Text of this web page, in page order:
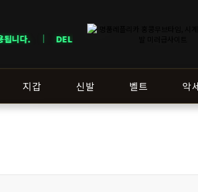
· 지역에 따라 배송 일정이 달라질 수 있으
지갑 신발 벨트 악